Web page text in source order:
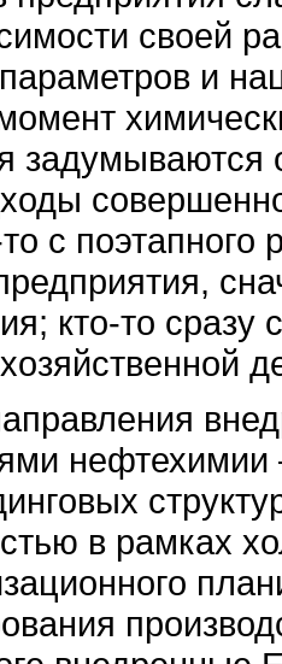
своей
и
задумываются
с поэтапного
кто-то сразу
нефтехимии
в рамках